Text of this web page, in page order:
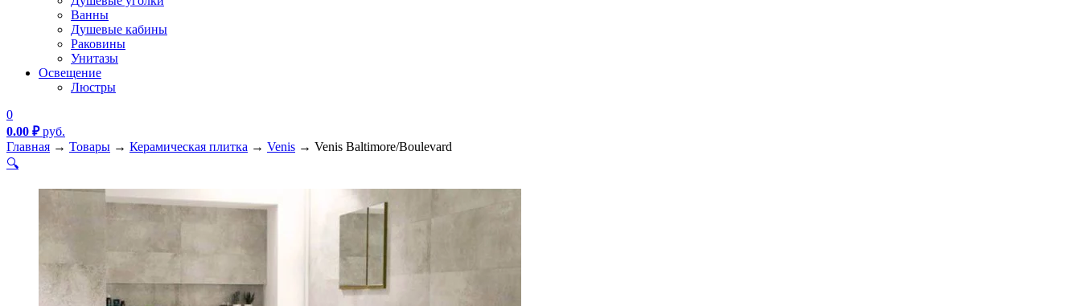
Ванны
Душевые кабины
Раковины
Унитазы
Освещение
Люстры
0
0.00 ₽руб.
Главная → Товары → Керамическая плитка → Venis → Venis Baltimore/Boulevard
🔍